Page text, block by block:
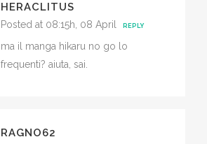
HERACLITUS
Posted at 08:15h, 08 April REPLY
ma il manga hikaru no go lo
frequenti? aiuta, sai.
RAGNO62